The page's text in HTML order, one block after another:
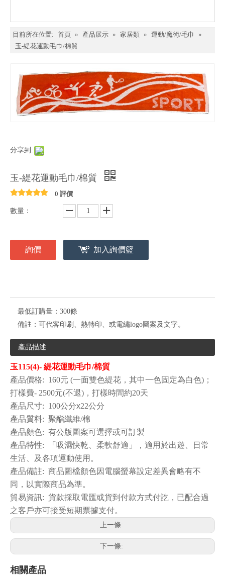
目前所在位置: 首頁 » 產品展示 » 家居類 » 運動/魔術/毛巾
»
玉-緹花運動毛巾/棉質
分享到:
玉-緹花運動毛巾/棉質
0 評價
數量：
詢價 加入詢價籃
最低訂購量： 300條
備註： 可代客印刷、熱轉印、或電繡logo圖案及文字。
產品描述
玉115(4)- 緹花運動毛巾/棉質
產品價格: 160元 (一面雙色緹花 ，其中一色固定為白色)；
打樣費- 2500元(不退)，打樣時間約20天
產品尺寸: 100公分x22公分
產品質料: 聚酯纖維/棉
產品顏色: 有公版圖案可選擇或可訂製
產品特性:
「吸濕快乾、柔軟舒適 」，適用於出遊、日常
生活、及各項運動使用 。
產品備註: 商品圖檔顏色因電腦螢幕設定差異會略有不
同，以實際商品為準。
貿易資訊: 貨款採取電匯或貨到付款方式付訖，已配合過
之客戶亦可接受短期票據支付。
上一條:
下一條:
相關產品